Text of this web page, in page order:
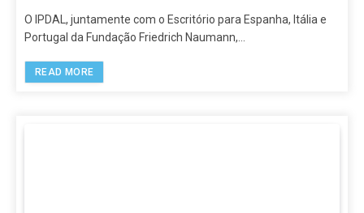
O IPDAL, juntamente com o Escritório para Espanha, Itália e
Portugal da Fundação Friedrich Naumann,…
READ MORE